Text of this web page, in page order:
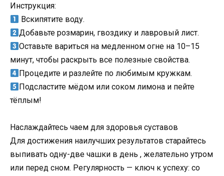
Инструкция:
Вскипятите воду.
Добавьте розмарин, гвоздику и лавровый лист.
Оставьте вариться на медленном огне на 10–15
минут, чтобы раскрыть все полезные свойства.
Процедите и разлейте по любимым кружкам.
Подсластите мёдом или соком лимона и пейте
тёплым!
Наслаждайтесь чаем для здоровья суставов
Для достижения наилучших результатов старайтесь
выпивать одну-две чашки в день , желательно утром
или перед сном. Регулярность — ключ к успеху: со